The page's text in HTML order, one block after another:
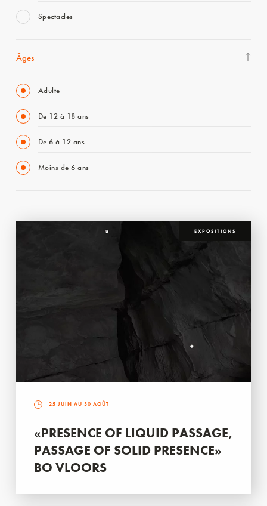
Spectacles
Âges
Adulte
De 12 à 18 ans
De 6 à 12 ans
Moins de 6 ans
EXPOSITIONS
25 JUIN AU 30 AOÛT
«PRESENCE OF LIQUID PASSAGE,
PASSAGE OF SOLID PRESENCE»
BO VLOORS